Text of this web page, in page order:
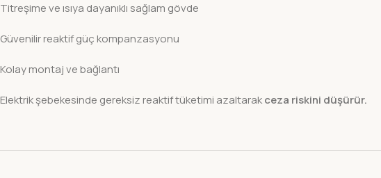
Titreşime ve ısıya dayanıklı sağlam gövde
Güvenilir reaktif güç kompanzasyonu
Kolay montaj ve bağlantı
Elektrik şebekesinde gereksiz reaktif tüketimi azaltarakceza riskini düşürür.